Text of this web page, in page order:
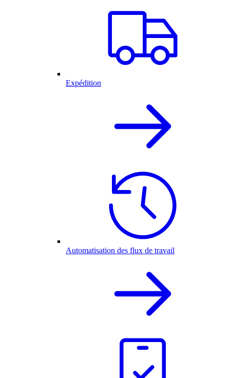
Expédition
Automatisation des flux de travail